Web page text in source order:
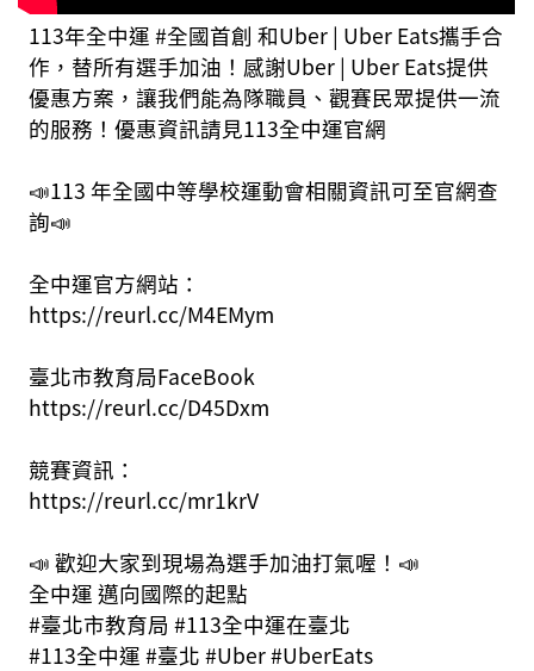
113年全中運 #全國首創 和Uber | Uber Eats攜手合
作，替所有選手加油！感謝Uber | Uber Eats提供
優惠方案，讓我們能為隊職員、觀賽民眾提供一流
的服務！優惠資訊請見113全中運官網
📣113 年全國中等學校運動會相關資訊可至官網查
詢📣
全中運官方網站：
https://reurl.cc/M4EMym
臺北市教育局FaceBook
https://reurl.cc/D45Dxm
競賽資訊：
https://reurl.cc/mr1krV
📣 歡迎大家到現場為選手加油打氣喔！📣
全中運 邁向國際的起點
#臺北市教育局 #113全中運在臺北
#113全中運 #臺北 #Uber #UberEats